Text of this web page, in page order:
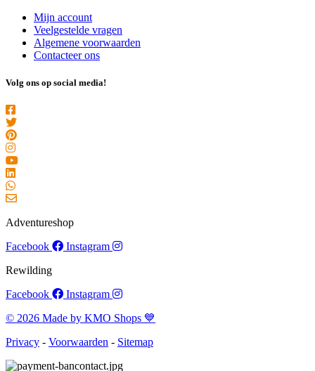
Mijn account
Veelgestelde vragen
Algemene voorwaarden
Contacteer ons
Volg ons op social media!
Adventureshop
Facebook
Instagram
Rewilding
Facebook
Instagram
© 2026 Made by KMO Shops 💙
Privacy - Voorwaarden - Sitemap